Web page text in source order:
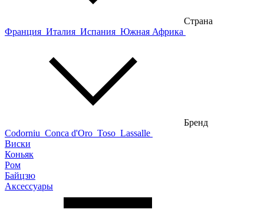
Страна
Франция Италия Испания Южная Африка
Бренд
Codorniu Conca d'Oro Toso Lassalle
Виски
Коньяк
Ром
Байцзю
Аксессуары